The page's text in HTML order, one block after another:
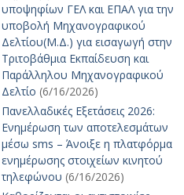
υποψηφίων ΓΕΛ και ΕΠΑΛ για την
υποβολή Μηχανογραφικού
Δελτίου(Μ.Δ.) για εισαγωγή στην
Τριτοβάθμια Εκπαίδευση και
Παράλληλου Μηχανογραφικού
Δελτίο (6/16/2026)
Πανελλαδικές Εξετάσεις 2026:
Ενημέρωση των αποτελεσμάτων
μέσω sms – Άνοιξε η πλατφόρμα
ενημέρωσης στοιχείων κινητού
τηλεφώνου (6/16/2026)